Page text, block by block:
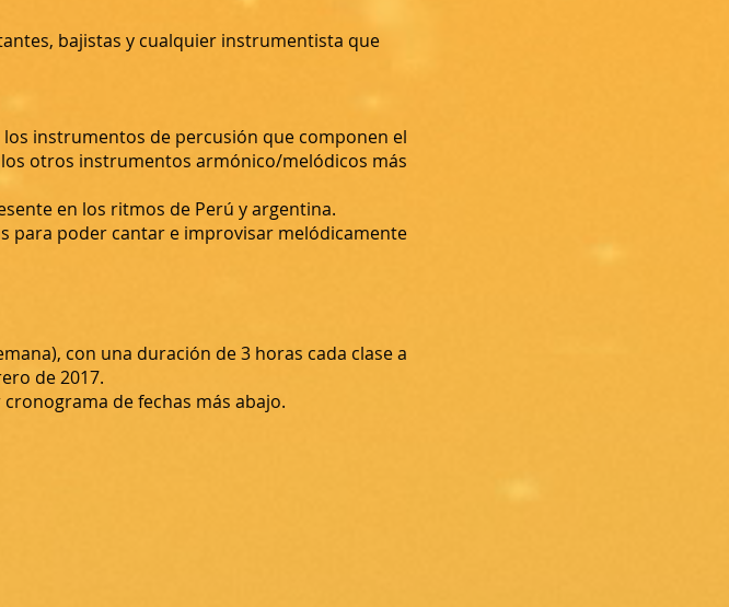
bajistas y cualquier instrumentista que
instrumentos de percusión que componen el
otros instrumentos armónico/melódicos más
en los ritmos de Perú y argentina.
para poder cantar e improvisar melódicamente
con una duración de 3 horas cada clase a
de 2017.
de fechas más abajo.